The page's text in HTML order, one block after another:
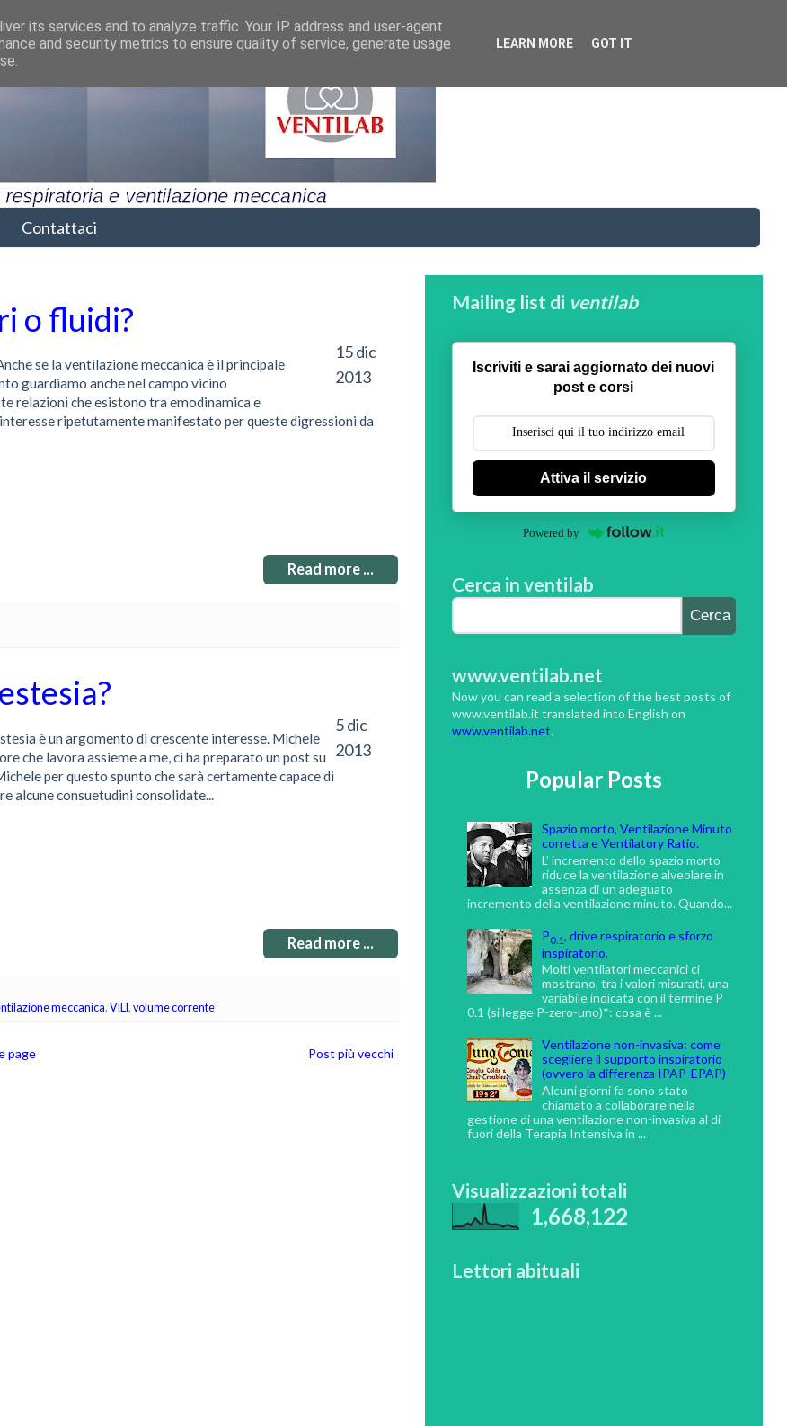
Contattaci
o fluidi?
15 dic
2013
se la ventilazione meccanica è il principale
guardiamo anche nel campo vicino
relazioni che esistono tra emodinamica e
ripetutamente manifestato per queste digressioni da
Read more ...
5 dic
2013
è un argomento di crescente interesse. Michele
che lavora assieme a me, ci ha preparato un post su
per questo spunto che sarà certamente capace di
alcune consuetudini consolidate...
Read more ...
meccanica, VILI , volume corrente
Post più vecchi
page
Mailing list di ventilab
Iscriviti e sarai aggiornato dei nuovi
post e corsi
Attiva il servizio
Powered by
Cerca in ventilab
www.ventilab.net
Now you can read a selection of the best posts of
www.ventilab.it translated into English on
www.ventilab.net.
Popular Posts
Spazio morto, Ventilazione Minuto
corretta e Ventilatory Ratio.
L’ incremento dello spazio morto
riduce la ventilazione alveolare in
assenza di un adeguato
incremento della ventilazione minuto. Quando...
P0.1, drive respiratorio e sforzo
inspiratorio.
Molti ventilatori meccanici ci
mostrano, tra i valori misurati, una
variabile indicata con il termine P
0.1 (si legge P-zero-uno)*: cosa è ...
Ventilazione non-invasiva: come
scegliere il supporto inspiratorio
(ovvero la differenza IPAP-EPAP)
Alcuni giorni fa sono stato
chiamato a collaborare nella
gestione di una ventilazione non-invasiva al di
fuori della Terapia Intensiva in ...
Visualizzazioni totali
1,668,122
Lettori abituali
its services and to analyze traffic. Your IP address and user-agent
and security metrics to ensure quality of service, generate usage
LEARN MORE GOT IT